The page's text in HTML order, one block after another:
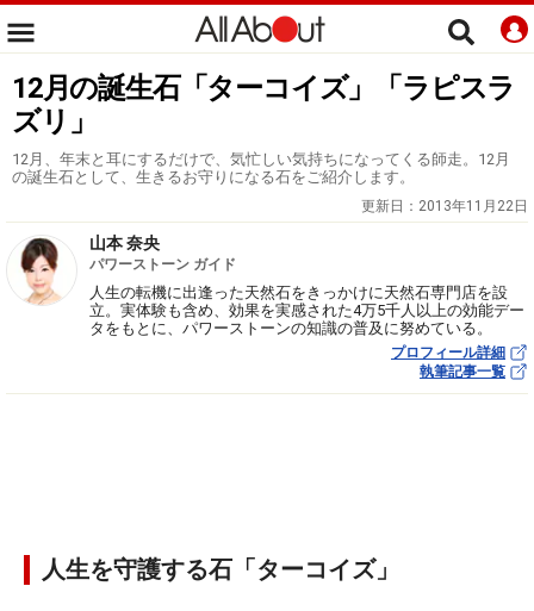
12月の誕生石「ターコイズ」「ラピスラ
ズリ」
12月、年末と耳にするだけで、気忙しい気持ちになってくる師走。12月
の誕生石として、生きるお守りになる石をご紹介します。
更新日： 2013年11月22日
山本 奈央
パワーストーン ガイド
人生の転機に出逢った天然石をきっかけに天然石専門店を設
立。実体験も含め、効果を実感された4万5千人以上の効能デー
タをもとに、パワーストーンの知識の普及に努めている。
プロフィール詳細
執筆記事一覧
人生を守護する石「ターコイズ」